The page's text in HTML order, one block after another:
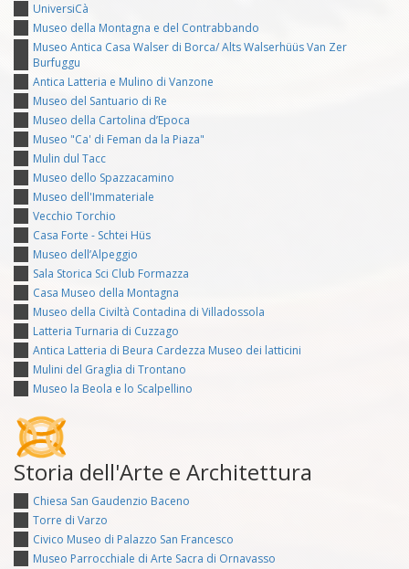
UniversiCà
Museo della Montagna e del Contrabbando
Museo Antica Casa Walser di Borca/ Alts Walserhüüs Van Zer
Burfuggu
Antica Latteria e Mulino di Vanzone
Museo del Santuario di Re
Museo della Cartolina d’Epoca
Museo "Ca' di Feman da la Piaza"
Mulin dul Tacc
Museo dello Spazzacamino
Museo dell'Immateriale
Vecchio Torchio
Casa Forte - Schtei Hüs
Museo dell’Alpeggio
Sala Storica Sci Club Formazza
Casa Museo della Montagna
Museo della Civiltà Contadina di Villadossola
Latteria Turnaria di Cuzzago
Antica Latteria di Beura Cardezza Museo dei latticini
Mulini del Graglia di Trontano
Museo la Beola e lo Scalpellino
Storia dell'Arte e Architettura
Chiesa San Gaudenzio Baceno
Torre di Varzo
Civico Museo di Palazzo San Francesco
Museo Parrocchiale di Arte Sacra di Ornavasso